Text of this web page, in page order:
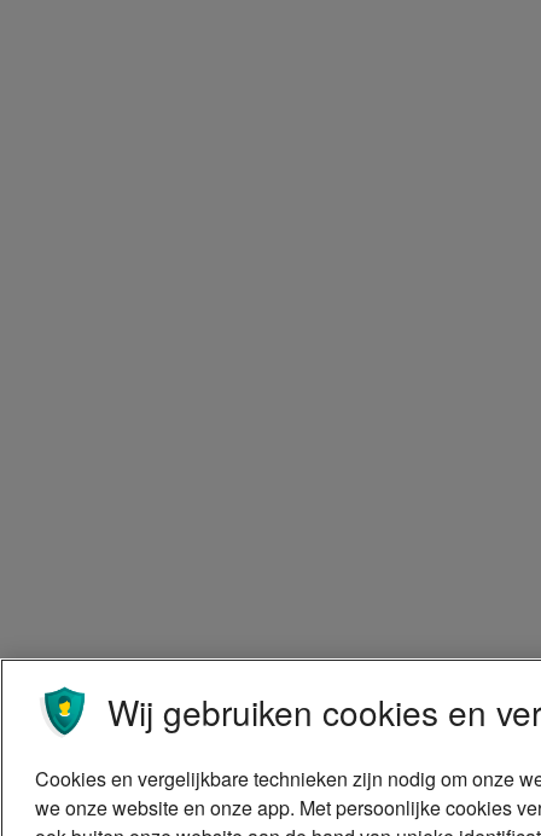
Wij gebruiken cookies en
Cookies en vergelijkbare technieken zijn nodig om onze
we onze website en onze app. Met persoonlijke cookies